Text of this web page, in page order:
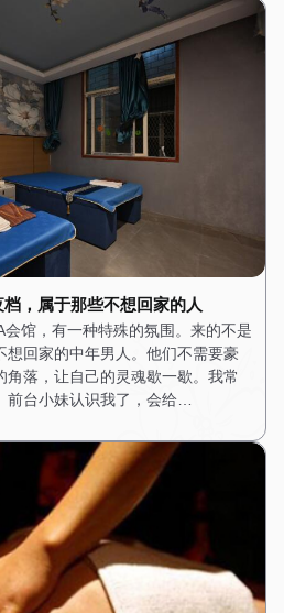
，属于那些不想回家的人
馆，有一种特殊的氛围。来的不是
想回家的中年男人。他们不需要豪
落，让自己的灵魂歇一歇。我常
台小妹认识我了，会给…